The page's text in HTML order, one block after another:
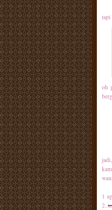
tapi
oh
1
2..